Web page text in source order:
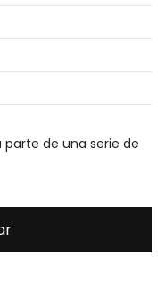
parte de una serie de